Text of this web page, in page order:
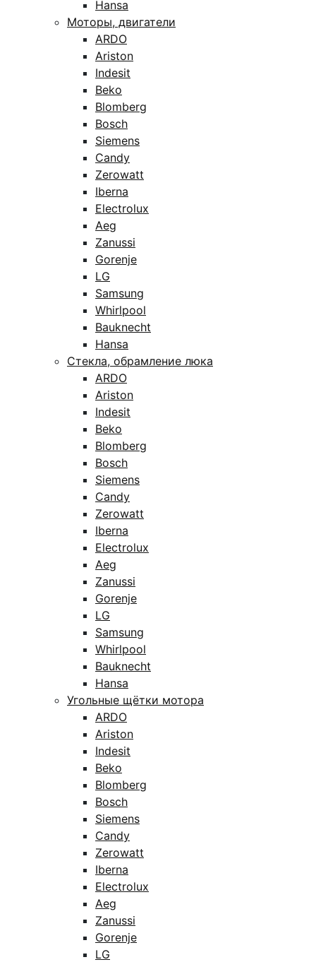
Hansa
Моторы, двигатели
ARDO
Ariston
Indesit
Beko
Blomberg
Bosch
Siemens
Candy
Zerowatt
Iberna
Electrolux
Aeg
Zanussi
Gorenje
LG
Samsung
Whirlpool
Bauknecht
Hansa
Стекла, обрамление люка
ARDO
Ariston
Indesit
Beko
Blomberg
Bosch
Siemens
Candy
Zerowatt
Iberna
Electrolux
Aeg
Zanussi
Gorenje
LG
Samsung
Whirlpool
Bauknecht
Hansa
Угольные щётки мотора
ARDO
Ariston
Indesit
Beko
Blomberg
Bosch
Siemens
Candy
Zerowatt
Iberna
Electrolux
Aeg
Zanussi
Gorenje
LG